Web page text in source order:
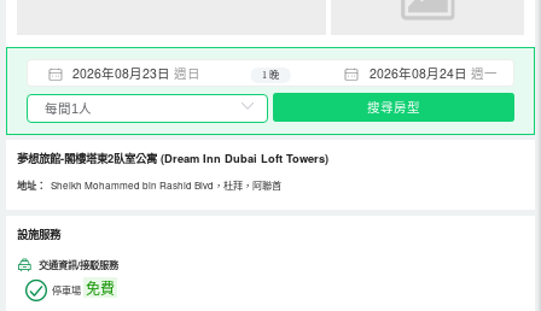
2026年08月23日 週日 2026年08月24日 週一
1 晚
搜尋房型
夢想旅館-閣樓塔東2臥室公寓 (Dream Inn Dubai Loft Towers)
地址： Sheikh Mohammed bin Rashid Blvd，杜拜，阿聯酋
設施服務
交通資訊/接駁服務
停車場 免費